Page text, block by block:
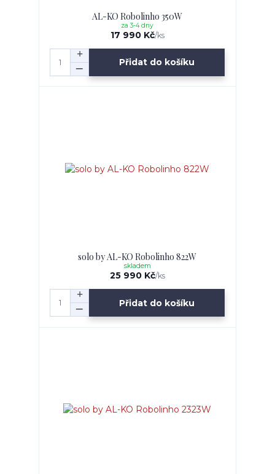
AL-KO Robolinho 350W
17 990 Kč/ks
za 3-4 dny
Přidat do košíku
solo by AL-KO Robolinho 822W
25 990 Kč/ks
skladem
Přidat do košíku